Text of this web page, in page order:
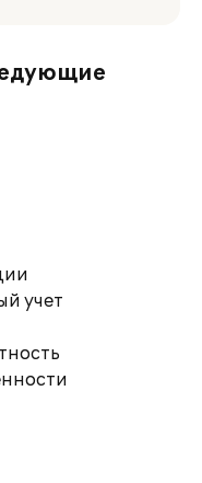
учет